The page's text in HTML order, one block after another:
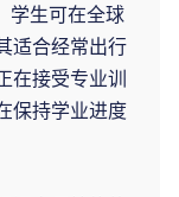
学生可在全球
适合经常出行
在接受专业训
保持学业进度